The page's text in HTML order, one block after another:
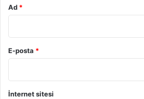
Ad *
E-posta *
İnternet sitesi